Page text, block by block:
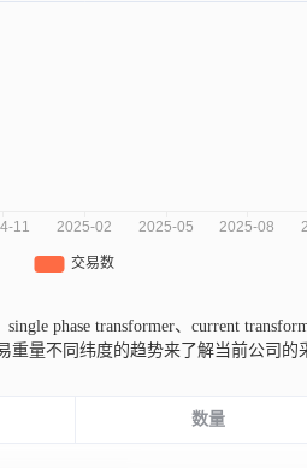
phase transformer、current
量不同纬度的趋势来了解当前公司的
数量